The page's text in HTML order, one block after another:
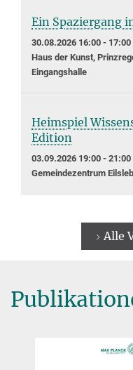
Ein Spaziergang
30.08.2026 16:00 - 17:00
Haus der Kunst,
Eingangshalle
Heimspiel
Edition
03.09.2026 19:00 - 21:00
Gemeindezentrum
Alle